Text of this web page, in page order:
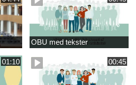
OBU med tekster
01:10 00:45